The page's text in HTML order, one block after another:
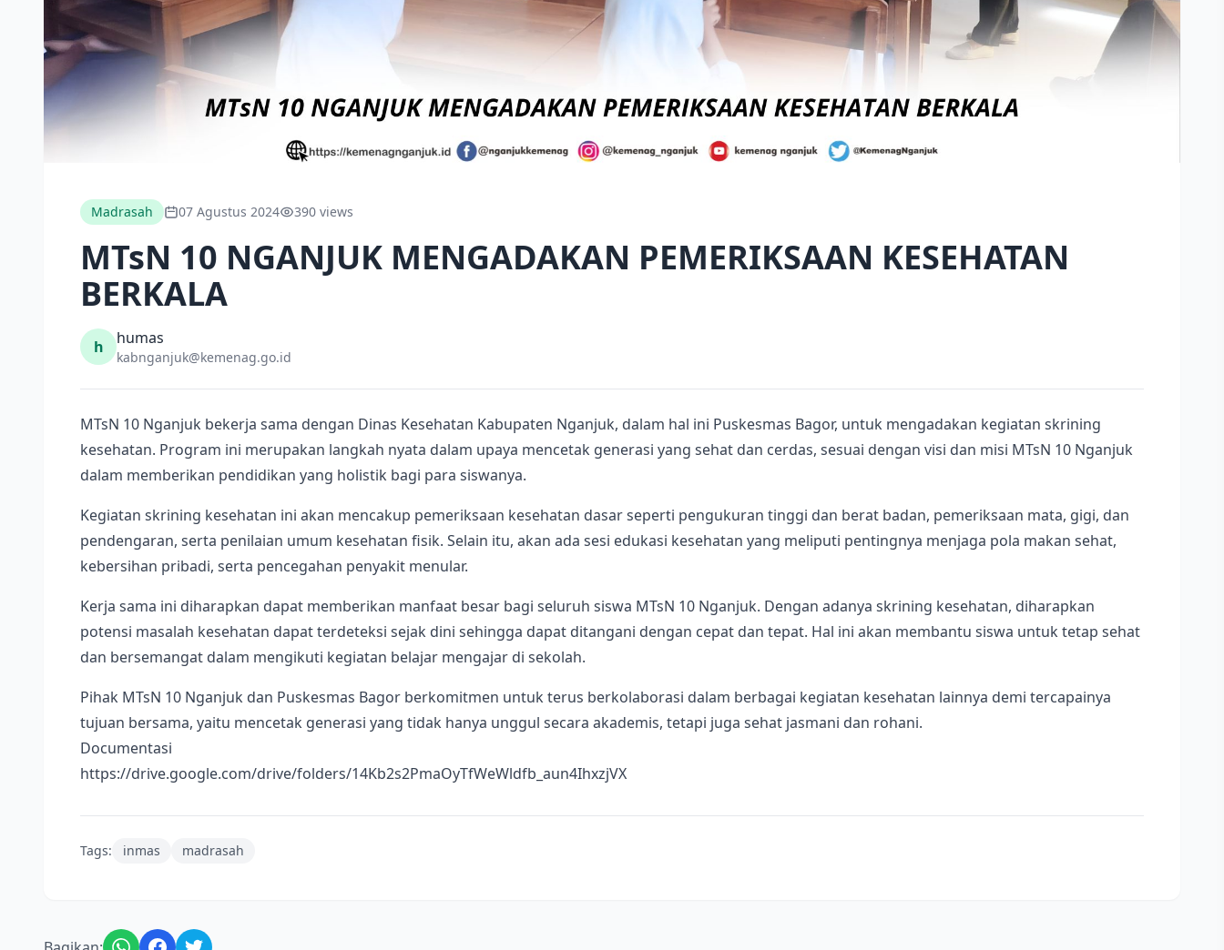
Madrasah 07 Agustus 2024 390 views
MTsN 10 NGANJUK MENGADAKAN PEMERIKSAAN KESEHATAN
BERKALA
h humas
kabnganjuk@kemenag.go.id
MTsN 10 Nganjuk bekerja sama dengan Dinas Kesehatan Kabupaten Nganjuk, dalam hal ini Puskesmas Bagor, untuk mengadakan kegiatan skrining
kesehatan. Program ini merupakan langkah nyata dalam upaya mencetak generasi yang sehat dan cerdas, sesuai dengan visi dan misi MTsN 10 Nganjuk
dalam memberikan pendidikan yang holistik bagi para siswanya.
Kegiatan skrining kesehatan ini akan mencakup pemeriksaan kesehatan dasar seperti pengukuran tinggi dan berat badan, pemeriksaan mata, gigi, dan
pendengaran, serta penilaian umum kesehatan fisik. Selain itu, akan ada sesi edukasi kesehatan yang meliputi pentingnya menjaga pola makan sehat,
kebersihan pribadi, serta pencegahan penyakit menular.
Kerja sama ini diharapkan dapat memberikan manfaat besar bagi seluruh siswa MTsN 10 Nganjuk. Dengan adanya skrining kesehatan, diharapkan
potensi masalah kesehatan dapat terdeteksi sejak dini sehingga dapat ditangani dengan cepat dan tepat. Hal ini akan membantu siswa untuk tetap sehat
dan bersemangat dalam mengikuti kegiatan belajar mengajar di sekolah.
Pihak MTsN 10 Nganjuk dan Puskesmas Bagor berkomitmen untuk terus berkolaborasi dalam berbagai kegiatan kesehatan lainnya demi tercapainya
tujuan bersama, yaitu mencetak generasi yang tidak hanya unggul secara akademis, tetapi juga sehat jasmani dan rohani.
Documentasi
https://drive.google.com/drive/folders/14Kb2s2PmaOyTfWeWldfb_aun4IhxzjVX
Tags: inmas madrasah